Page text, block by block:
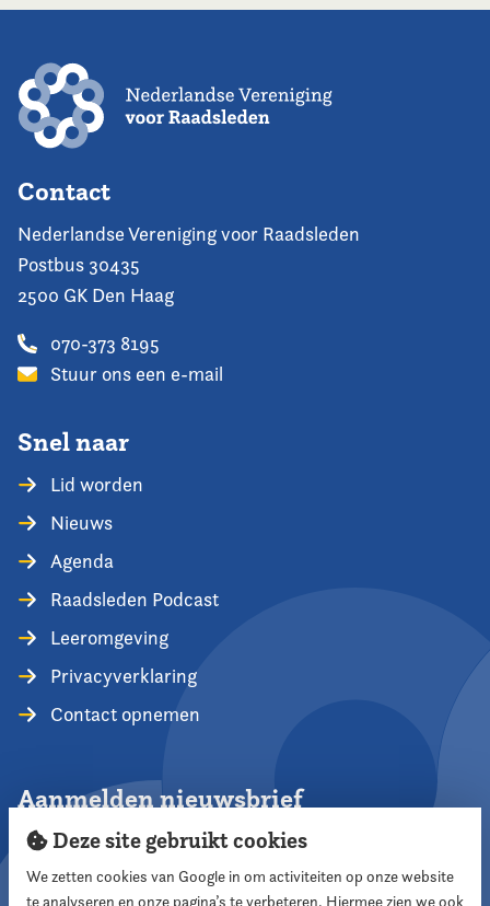
Contact
Nederlandse Vereniging voor Raadsleden
Postbus 30435
2500 GK Den Haag
070-373 8195
Stuur ons een e-mail
Snel naar
Lid worden
Nieuws
Agenda
Raadsleden Podcast
Leeromgeving
Privacyverklaring
Contact opnemen
Aanmelden nieuwsbrief
Deze site gebruikt cookies
We zetten cookies van Google in om activiteiten op onze website
te analyseren en onze pagina’s te verbeteren. Hiermee zien we ook